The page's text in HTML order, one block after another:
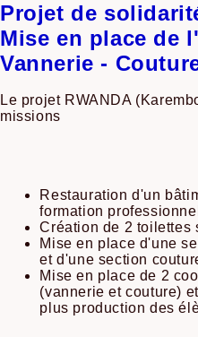
Projet de
Mise en place de
Vannerie -
Le projet RWANDA
missions
Restauration d'un
formation
Création de 2 toilettes
Mise en place d'une
et d'une section
Mise en place de 2
(vannerie et couture)
plus production des